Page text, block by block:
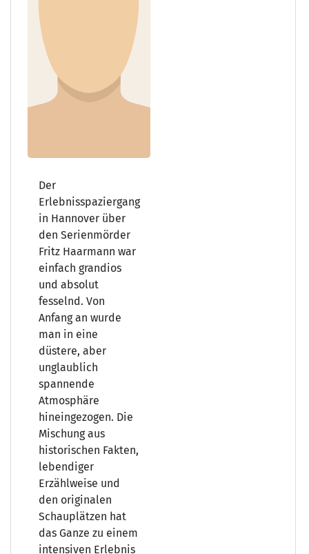
Der
Erlebnisspaziergang
in Hannover über
den Serienmörder
Fritz Haarmann war
einfach grandios
und absolut
fesselnd. Von
Anfang an wurde
man in eine
düstere, aber
unglaublich
spannende
Atmosphäre
hineingezogen. Die
Mischung aus
historischen Fakten,
lebendiger
Erzählweise und
den originalen
Schauplätzen hat
das Ganze zu einem
intensiven Erlebnis